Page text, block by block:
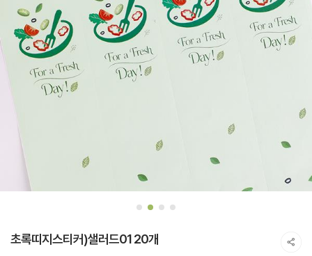
초록띠지스티커)샐러드01 20개